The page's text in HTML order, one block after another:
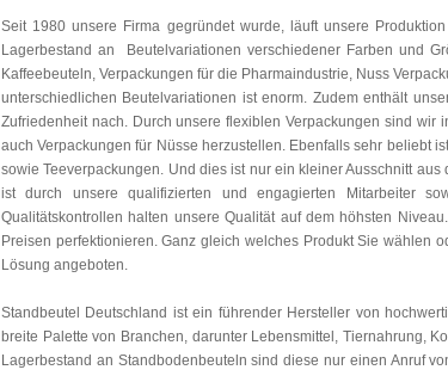
Seit 1980 unsere Firma gegründet wurde, läuft unsere
Lagerbestand an Beutelvariationen verschiedener Farben und
Kaffeebeuteln, Verpackungen für die Pharmaindustrie, Nuss
unterschiedlichen Beutelvariationen ist enorm. Zudem enthält
Zufriedenheit nach. Durch unsere flexiblen Verpackungen sind
auch Verpackungen für Nüsse herzustellen. Ebenfalls sehr beliebt
sowie Teeverpackungen. Und dies ist nur ein kleiner Ausschnitt
ist durch unsere qualifizierten und engagierten Mitarbeiter
Qualitätskontrollen halten unsere Qualität auf dem höhsten
Preisen perfektionieren. Ganz gleich welches Produkt Sie wählen
Lösung angeboten.
Standbeutel Deutschland ist ein führender Hersteller von
breite Palette von Branchen, darunter Lebensmittel, Tiernahrung,
Lagerbestand an Standbodenbeuteln sind diese nur einen Anruf